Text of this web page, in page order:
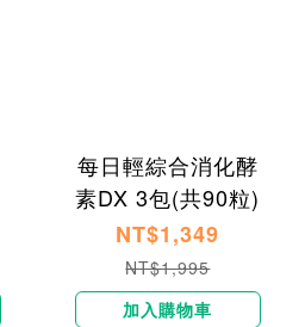
每日輕綜合消化酵
素DX 3包(共90粒)
NT$1,349
NT$1,995
加入購物車